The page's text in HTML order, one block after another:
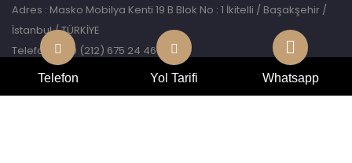
Adres : Masko Mobilya Kenti 19 B Blok No : 1 İkitelli / Başakşehir /
İstanbul / TÜRKİYE
Telefon : +90 (212) 675 24 46
Whatsapp: +90 546 946 81 46
Telefon Yol Tarifi Whatsapp